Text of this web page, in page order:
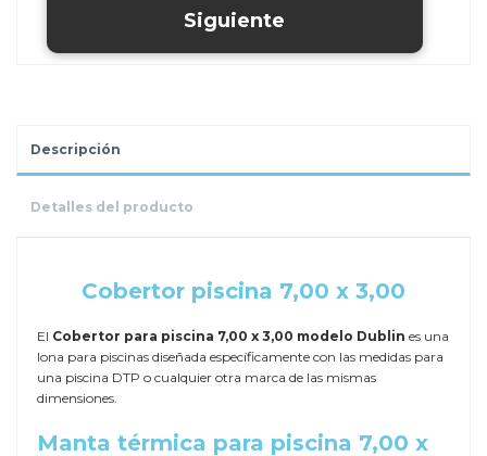
Descripción
Detalles del producto
Cobertor piscina 7,00 x 3,00
El Cobertor para piscina 7,00 x 3,00 modelo Dublin es una
lona para piscinas diseñada específicamente con las medidas para
una piscina DTP o cualquier otra marca de las mismas
dimensiones.
Manta térmica para piscina 7,00 x